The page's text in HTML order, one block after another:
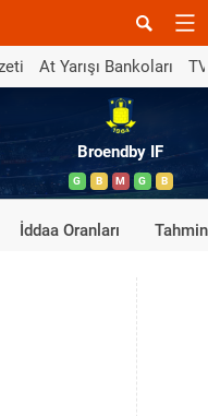
At Yarışı Bankoları
Broendby IF
G B M G B
İddaa Oranları